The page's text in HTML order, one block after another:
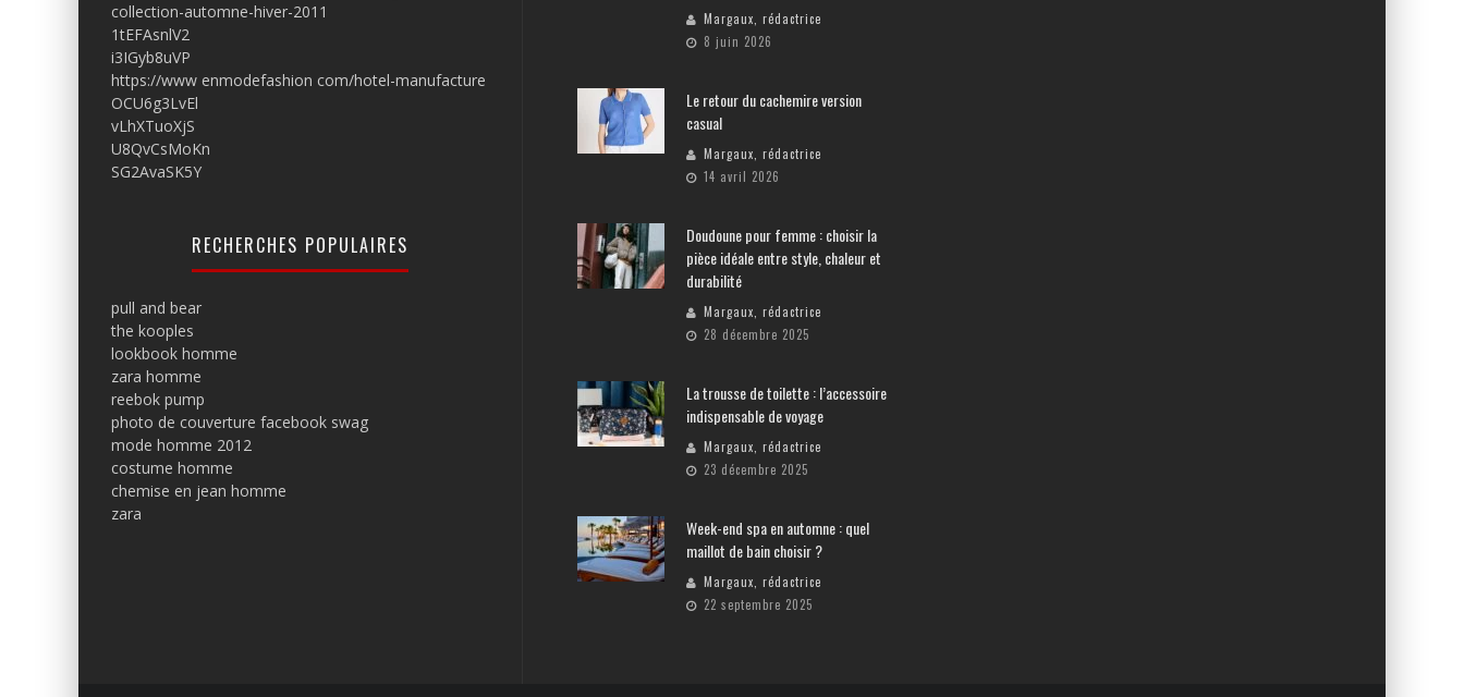
collection-automne-hiver-2011
1tEFAsnlV2
i3IGyb8uVP
https://www enmodefashion com/hotel-manufacture
OCU6g3LvEl
vLhXTuoXjS
U8QvCsMoKn
SG2AvaSK5Y
RECHERCHES POPULAIRES
pull and bear
the kooples
lookbook homme
zara homme
reebok pump
photo de couverture facebook swag
mode homme 2012
costume homme
chemise en jean homme
zara
Margaux, rédactrice
8 juin 2026
Le retour du cachemire version
casual
Margaux, rédactrice
14 avril 2026
Doudoune pour femme : choisir la
pièce idéale entre style, chaleur et
durabilité
Margaux, rédactrice
28 décembre 2025
La trousse de toilette : l’accessoire
indispensable de voyage
Margaux, rédactrice
23 décembre 2025
Week-end spa en automne : quel
maillot de bain choisir ?
Margaux, rédactrice
22 septembre 2025